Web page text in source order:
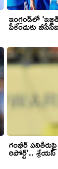
ఇంగ్లండ్‌లో
పీకేందుకు
గంభీర్
రిపోర్ట్'.. శ్రేయస్